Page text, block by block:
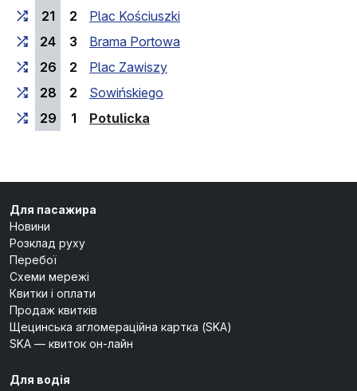
21
2
Plac Kościuszki
24
3
Brama Portowa
26
2
Plac Zawiszy
28
2
Sowińskiego
29
1 Potulicka
Для пасажира
Новини
Розклад руху
Перебої
Схеми мережі
Квитки і оплати
Продаж квитків
Щецинська агломераційна картка (SKA)
SKA — квиток он-лайн
Для водія